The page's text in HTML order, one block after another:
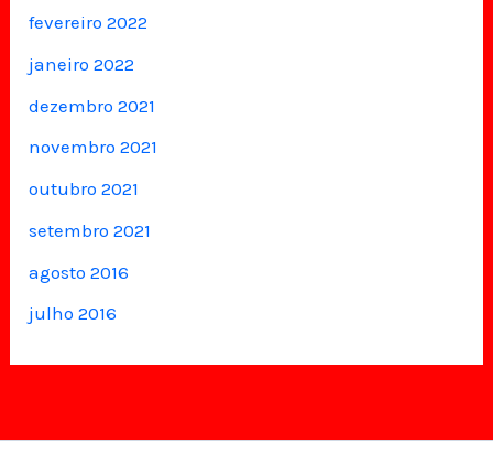
fevereiro 2022
janeiro 2022
dezembro 2021
novembro 2021
outubro 2021
setembro 2021
agosto 2016
julho 2016